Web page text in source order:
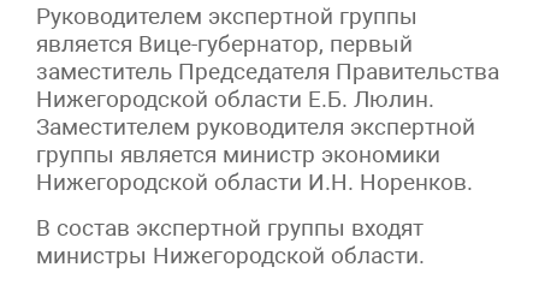
Руководителем экспертной группы
является Вице-губернатор, первый
заместитель Председателя Правительства
Нижегородской области Е.Б. Люлин.
Заместителем руководителя экспертной
группы является министр экономики
Нижегородской области И.Н. Норенков.
В состав экспертной группы входят
министры Нижегородской области.